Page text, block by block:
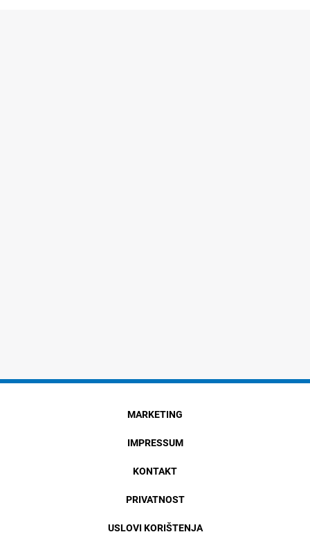
MARKETING
IMPRESSUM
KONTAKT
PRIVATNOST
USLOVI KORIŠTENJA